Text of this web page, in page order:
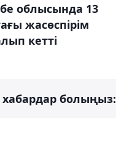
облысында 13
жасөспірім
кетті
болыңыз: